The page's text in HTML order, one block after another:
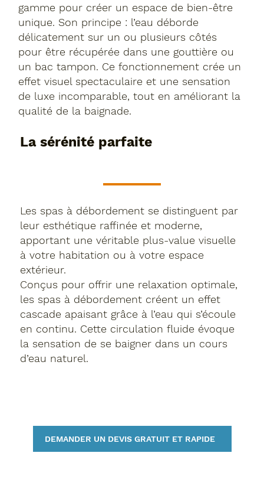
gamme pour créer un espace de bien-être
unique. Son principe : l’eau déborde
délicatement sur un ou plusieurs côtés
pour être récupérée dans une gouttière ou
un bac tampon. Ce fonctionnement crée un
effet visuel spectaculaire et une sensation
de luxe incomparable, tout en améliorant la
qualité de la baignade.
La sérénité parfaite
Les spas à débordement se distinguent par
leur esthétique raffinée et moderne,
apportant une véritable plus-value visuelle
à votre habitation ou à votre espace
extérieur.
Conçus pour offrir une relaxation optimale,
les spas à débordement créent un effet
cascade apaisant grâce à l’eau qui s’écoule
en continu. Cette circulation fluide évoque
la sensation de se baigner dans un cours
d’eau naturel.
DEMANDER UN DEVIS GRATUIT ET RAPIDE